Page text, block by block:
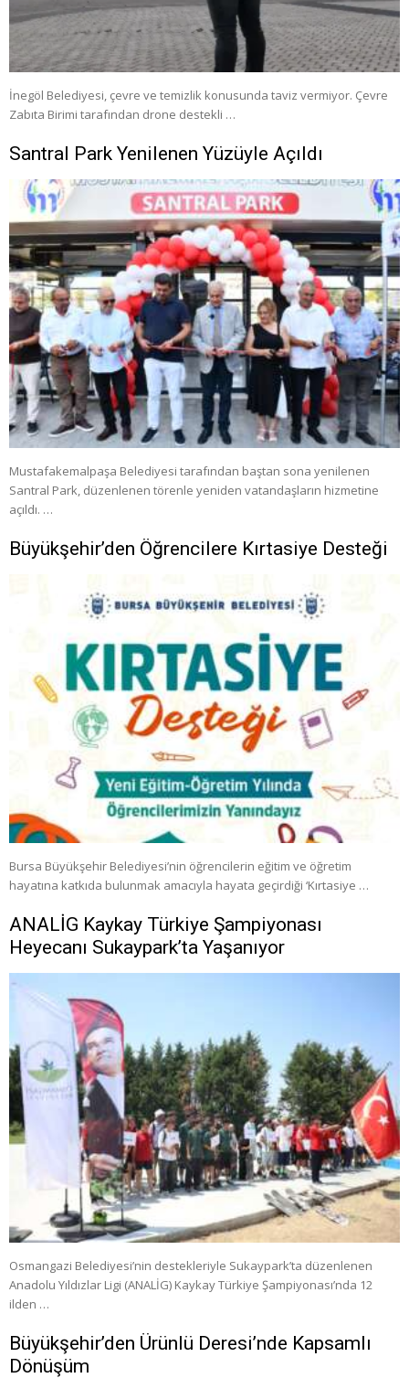
İnegöl Belediyesi, çevre ve temizlik konusunda taviz vermiyor. Çevre
Zabıta Birimi tarafından drone destekli …
Santral Park Yenilenen Yüzüyle Açıldı
Mustafakemalpaşa Belediyesi tarafından baştan sona yenilenen
Santral Park, düzenlenen törenle yeniden vatandaşların hizmetine
açıldı. …
Büyükşehir’den Öğrencilere Kırtasiye Desteği
Bursa Büyükşehir Belediyesi’nin öğrencilerin eğitim ve öğretim
hayatına katkıda bulunmak amacıyla hayata geçirdiği ‘Kırtasiye …
ANALİG Kaykay Türkiye Şampiyonası
Heyecanı Sukaypark’ta Yaşanıyor
Osmangazi Belediyesi’nin destekleriyle Sukaypark’ta düzenlenen
Anadolu Yıldızlar Ligi (ANALİG) Kaykay Türkiye Şampiyonası’nda 12
ilden …
Büyükşehir’den Ürünlü Deresi’nde Kapsamlı
Dönüşüm